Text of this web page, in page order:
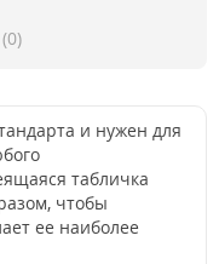
и нужен для
табличка
чтобы
ее наиболее